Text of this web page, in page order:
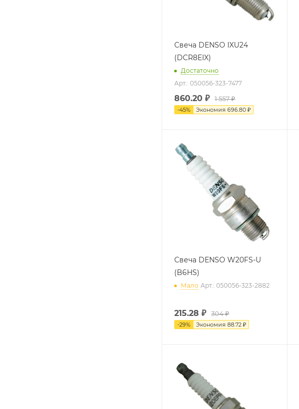
Свеча DENSO IXU24
(DCR8EIX)
Достаточно
Арт.: 050056-323-7477
860.20 ₽ 1 557 ₽
-45% Экономия 696.80 ₽
Свеча DENSO W20FS-U
(B6HS)
Мало Арт.: 050056-323-2882
215.28 ₽ 304 ₽
-29% Экономия 88.72 ₽